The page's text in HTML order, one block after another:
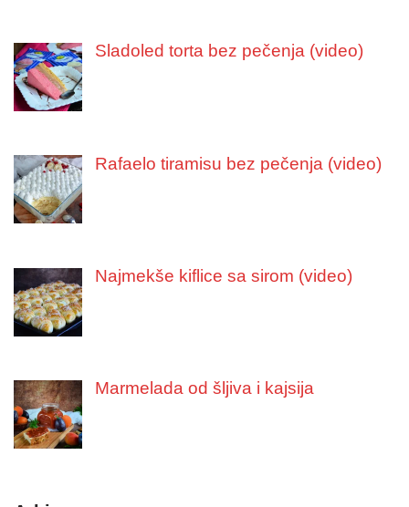
Sladoled torta bez pečenja (video)
Rafaelo tiramisu bez pečenja (video)
Najmekše kiflice sa sirom (video)
Marmelada od šljiva i kajsija